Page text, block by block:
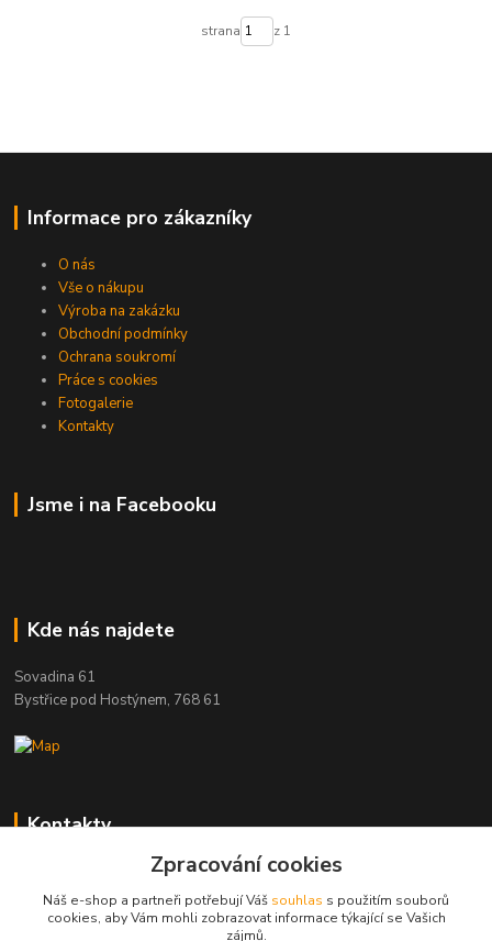
strana z 1
Informace pro zákazníky
O nás
Vše o nákupu
Výroba na zakázku
Obchodní podmínky
Ochrana soukromí
Práce s cookies
Fotogalerie
Kontakty
Jsme i na Facebooku
Kde nás najdete
Sovadina 61
Bystřice pod Hostýnem, 768 61
Kontakty
DŘEVOPRODUKT BEDNAŘÍK s.r.o.
+420 739 454 600
(Po-Pá, 7-15 hod.)
Zpracování cookies
Náš e-shop a partneři potřebují Váš souhlas s použitím souborů
cookies, aby Vám mohli zobrazovat informace týkající se Vašich
zájmů.